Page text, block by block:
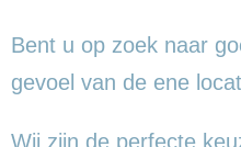
Bent u op zoek naar
gevoel van de ene
Wij zijn de perfecte